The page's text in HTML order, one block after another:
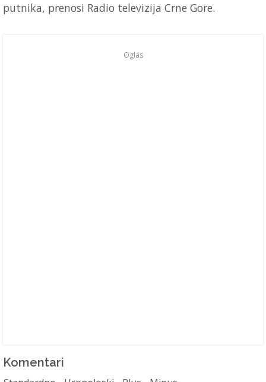
putnika, prenosi Radio televizija Crne Gore.
Oglas
Komentari